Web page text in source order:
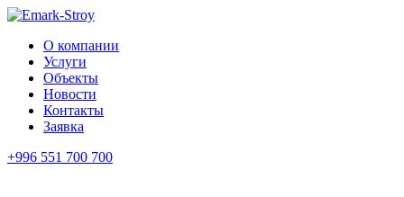
О компании
Услуги
Объекты
Новости
Контакты
Заявка
+996 551 700 700